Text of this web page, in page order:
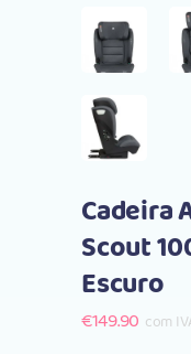
Cadeira
Scout
Escuro
€149.90 com